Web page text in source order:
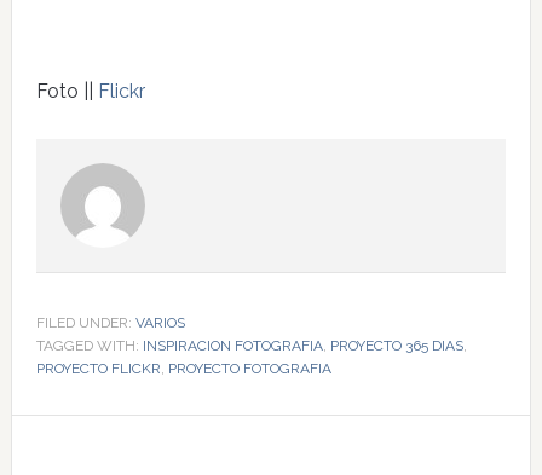
Foto || Flickr
FILED UNDER: VARIOS
TAGGED WITH: INSPIRACION FOTOGRAFIA, PROYECTO 365 DIAS,
PROYECTO FLICKR, PROYECTO FOTOGRAFIA